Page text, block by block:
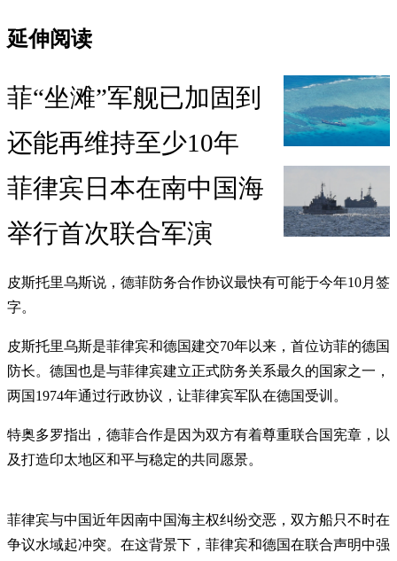
延伸阅读
菲“坐滩”军舰已加固到
还能再维持至少10年
菲律宾日本在南中国海
举行首次联合军演
皮斯托里乌斯说，德菲防务合作协议最快有可能于今年10月签
字。
皮斯托里乌斯是菲律宾和德国建交70年以来，首位访菲的德国
防长。德国也是与菲律宾建立正式防务关系最久的国家之一，
两国1974年通过行政协议，让菲律宾军队在德国受训。
特奥多罗指出，德菲合作是因为双方有着尊重联合国宪章，以
及打造印太地区和平与稳定的共同愿景。
菲律宾与中国近年因南中国海主权纠纷交恶，双方船只不时在
争议水域起冲突。在这背景下，菲律宾和德国在联合声明中强